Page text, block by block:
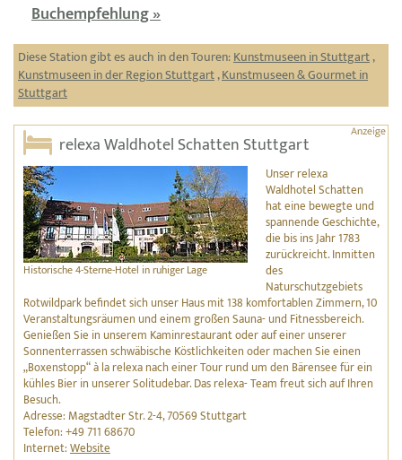
Buchempfehlung »
Diese Station gibt es auch in den Touren:Kunstmuseen in Stuttgart,
Kunstmuseen in der Region Stuttgart,Kunstmuseen & Gourmet in
Stuttgart
relexa Waldhotel Schatten Stuttgart
Historische 4-Sterne-Hotel in ruhiger Lage
Unser relexa
Waldhotel Schatten
hat eine bewegte und
spannende Geschichte,
die bis ins Jahr 1783
zurückreicht. Inmitten
des
Naturschutzgebiets
Rotwildpark befindet sich unser Haus mit 138 komfortablen Zimmern, 10
Veranstaltungsräumen und einem großen Sauna- und Fitnessbereich.
Genießen Sie in unserem Kaminrestaurant oder auf einer unserer
Sonnenterrassen schwäbische Köstlichkeiten oder machen Sie einen
„Boxenstopp“ à la relexa nach einer Tour rund um den Bärensee für ein
kühles Bier in unserer Solitudebar. Das relexa- Team freut sich auf Ihren
Besuch.
Adresse: Magstadter Str. 2-4, 70569 Stuttgart
Telefon: +49 711 68670
Internet:Website